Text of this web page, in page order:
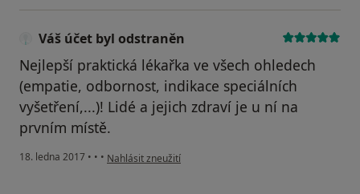
Váš účet byl odstraněn
Nejlepší praktická lékařka ve všech ohledech
(empatie, odbornost, indikace speciálních
vyšetření,...)! Lidé a jejich zdraví je u ní na
prvním místě.
18. ledna 2017 • • • podle názoru uživatele Váš účet byl odstraněn
Nahlásit zneužití